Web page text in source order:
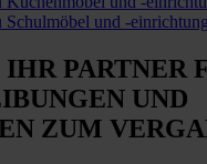
Schulmöbel und -
IHR PARTNER
UND
ZUM